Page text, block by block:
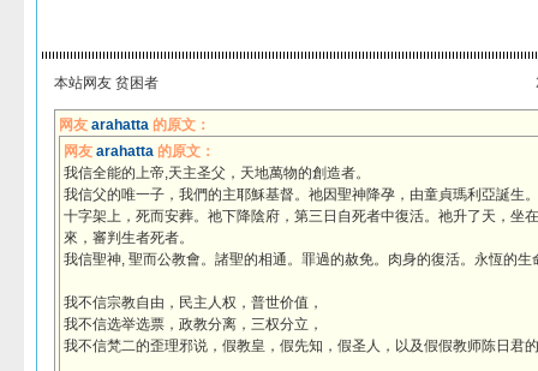
本站网友 贫困者
网友 arahatta的原文：
网友 arahatta的原文：
我信全能的上帝,天主圣父，天地萬物的創造者。
我信父的唯一子，我們的主耶穌基督。祂因聖神降孕，由童貞瑪利亞誕生
十字架上，死而安葬。祂下降陰府，第三日自死者中復活。祂升了天，坐
來，審判生者死者。
我信聖神, 聖而公教會。諸聖的相通。罪過的赦免。肉身的復活。永恆的生
我不信宗教自由，民主人权，普世价值，
我不信选举选票，政教分离，三权分立，
我不信梵二的歪理邪说，假教皇，假先知，假圣人，以及假